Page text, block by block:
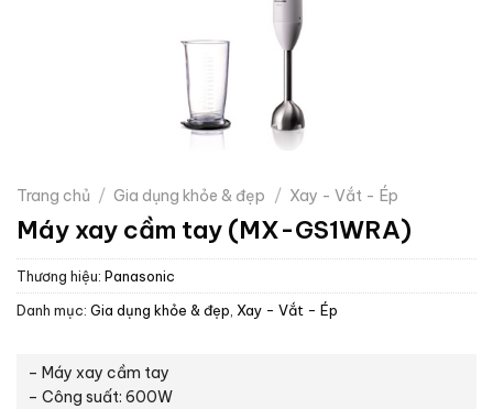
Trang chủ / Gia dụng khỏe & đẹp / Xay - Vắt - Ép
Máy xay cầm tay (MX-GS1WRA)
Thương hiệu: Panasonic
Danh mục: Gia dụng khỏe & đẹp Xay - Vắt - Ép
– Máy xay cầm tay
– Công suất: 600W